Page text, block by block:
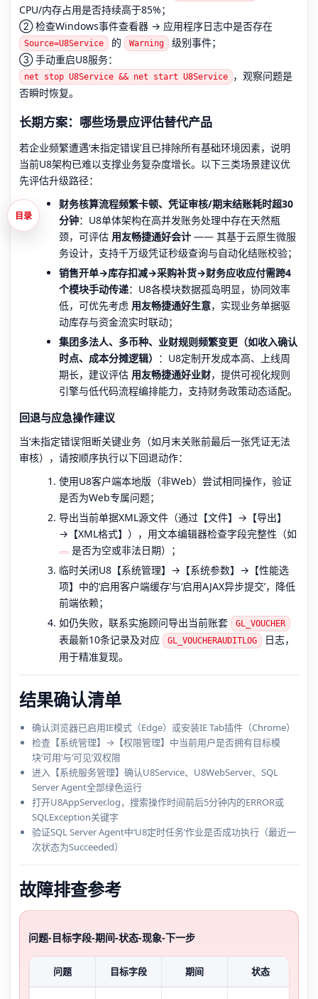
CPU/内存占用是否持续高于85%；
② 检查Windows事件查看器 → 应用程序日志中是否存在
Source=U8Service 的 Warning
级别事件；
③ 手动重启U8服务：
net stop U8Service && net start U8Service
，观察问题是
否瞬时恢复。
长期方案：哪些场景应评估替代产品
若企业频繁遭遇‘未指定错误’且已排除所有基础环境因素，说明
当前U8架构已难以支撑业务复杂度增长。以下三类场景建议优
先评估升级路径：
财务核算流程频繁卡顿、凭证审核/期末结账耗时超30
分钟：U8单体架构在高并发账务处理中存在天然瓶
颈，可评估 用友畅捷通好会计 —— 其基于云原生微服
务设计，支持千万级凭证秒级查询与自动化结账校验；
销售开单→库存扣减→采购补货→财务应收应付需跨4
个模块手动传递：U8各模块数据孤岛明显，协同效率
低，可优先考虑 用友畅捷通好生意，实现业务单据驱
动库存与资金流实时联动；
集团多法人、多币种、业财规则频繁变更（如收入确认
时点、成本分摊逻辑） ：U8定制开发成本高、上线周
期长，建议评估 用友畅捷通好业财，提供可视化规则
引擎与低代码流程编排能力，支持财务政策动态适配。
回退与应急操作建议
当‘未指定错误’阻断关键业务（如月末关账前最后一张凭证无法
审核），请按顺序执行以下回退动作：
使用U8客户端本地版（非Web）尝试相同操作，验证
是否为Web专属问题；
导出当前单据XML源文件（通过【文件】→【导出】
→【XML格式】），用文本编辑器检查字段完整性（如
是否为空或非法日期）；
临时关闭U8【系统管理】→【系统参数】→【性能选
项】中的‘启用客户端缓存’与‘启用AJAX异步提交’，降低
前端依赖；
如仍失败，联系实施顾问导出当前账套
GL_VOUCHER
表最新10条记录及对应 GL_VOUCHERAUDITLOG
日志，
用于精准复现。
结果确认清单
确认浏览器已启用IE模式（Edge）或安装IE Tab插件（Chrome）
检查【系统管理】→【权限管理】中当前用户是否拥有目标模
块‘可用’与‘可见’双权限
进入【系统服务管理】确认U8Service、U8WebServer、SQL
Server Agent全部绿色运行
打开U8AppServer.log，搜索操作时间前后5分钟内的ERROR或
SQLException关键字
验证SQL Server Agent中‘U8定时任务’作业是否成功执行（最近一
次状态为Succeeded）
故障排查参考
问题-目标字段-期间-状态-现象-下一步
问题 目标字段 期间 状态
目录